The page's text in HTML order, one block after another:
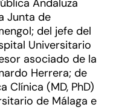
Andaluza
Junta de
del jefe del
Universitario
asociado de la
Herrera; de
Clínica (MD, PhD)
de Málaga e